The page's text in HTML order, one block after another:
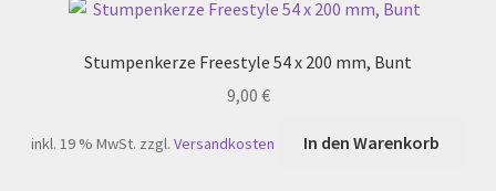
Stumpenkerze Freestyle 54 x 200 mm, Bunt
9,00 €
inkl. 19 % MwSt. zzgl.Versandkosten In den Warenkorb